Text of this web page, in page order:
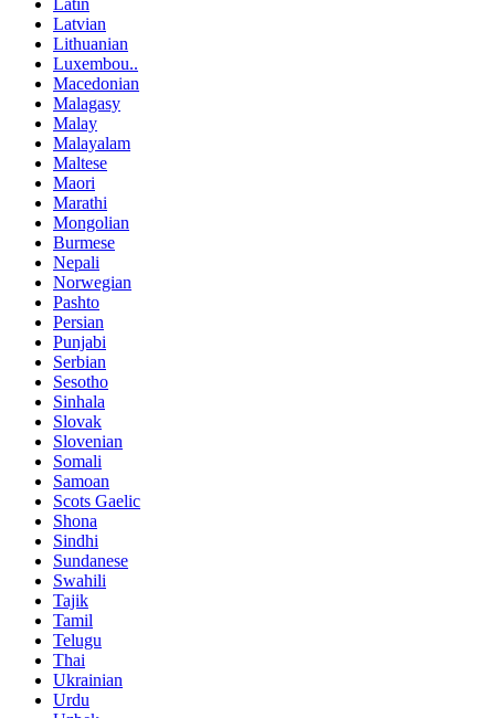
Latin
Latvian
Lithuanian
Luxembou..
Macedonian
Malagasy
Malay
Malayalam
Maltese
Maori
Marathi
Mongolian
Burmese
Nepali
Norwegian
Pashto
Persian
Punjabi
Serbian
Sesotho
Sinhala
Slovak
Slovenian
Somali
Samoan
Scots Gaelic
Shona
Sindhi
Sundanese
Swahili
Tajik
Tamil
Telugu
Thai
Ukrainian
Urdu